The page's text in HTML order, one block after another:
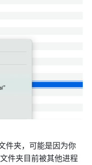
件夹，可能是因为你
件夹目前被其他进程